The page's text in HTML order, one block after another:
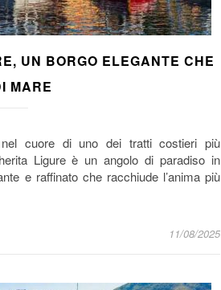
UN BORGO ELEGANTE CHE
MARE
cuore di uno dei tratti costieri più
Ligure è un angolo di paradiso in
e raffinato che racchiude l’anima più
11/08/2025